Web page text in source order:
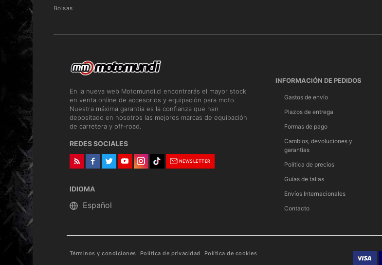
Bolsas
En la nueva web Motomundi.cl encontrarás el mayor stock
en venta online de accesorios y equipación para moto.
Nuestra máxima garantía es la confianza que han
depositado en nosotros las mejores marcas de equipación
de carretera y off-road.
REDES SOCIALES
NEWSLETTER
IDIOMA
INFORMACIÓN DE PEDIDOS
Gastos de envío
Plazos de entrega
Formas de pago
Cambios, devoluciones y
garantías
Política de precios
Guías de tallas
Envíos Internacionales
Contacto
Términos y condiciones Política de privacidad Política de cookies